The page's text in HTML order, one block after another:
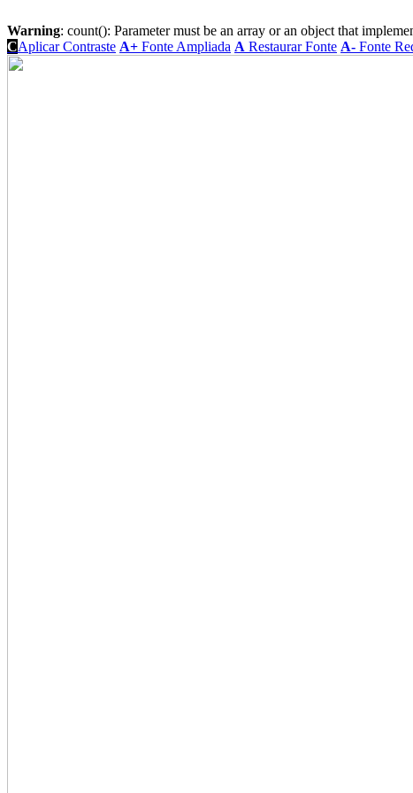
Warning: count(): Parameter must be an array or an object that
CAplicar Contraste A+ Fonte Ampliada A Restaurar Fonte A- Fonte